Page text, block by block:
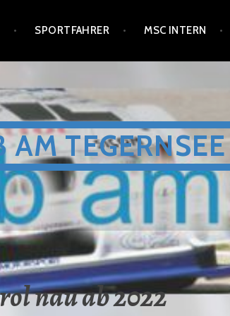
SPORTFAHRER MSC INTERN
AM TEGERNSEE
nau ab 2022